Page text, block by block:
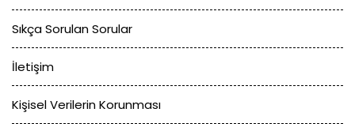
Sıkça Sorulan Sorular
İletişim
Kişisel Verilerin Korunması